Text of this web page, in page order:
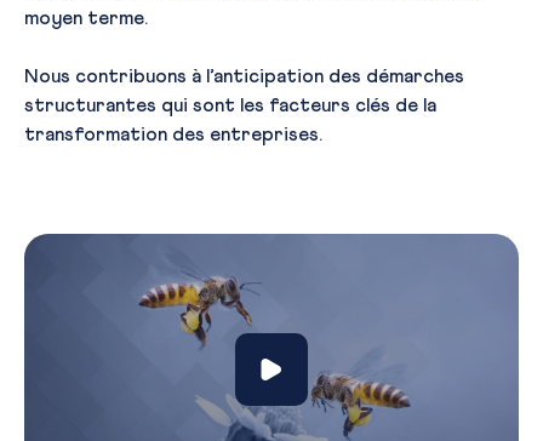
moyen terme.
Nous contribuons à l’anticipation des démarches
structurantes qui sont les facteurs clés de la
transformation des entreprises.